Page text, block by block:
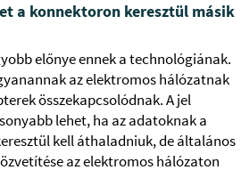
a konnektoron keresztül másik
előnye ennek a technológiának.
az elektromos hálózatnak
összekapcsolódnak. A jel
lehet, ha az adatoknak a
kell áthaladniuk, de általános
az elektromos hálózaton